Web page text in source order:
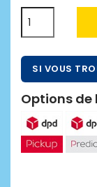
SI VOUS
Options de